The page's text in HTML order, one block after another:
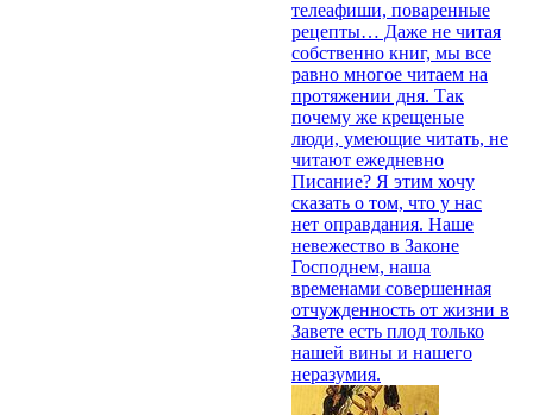
телеафиши, поваренные
рецепты… Даже не читая
собственно книг, мы все
равно многое читаем на
протяжении дня. Так
почему же крещеные
люди, умеющие читать, не
читают ежедневно
Писание? Я этим хочу
сказать о том, что у нас
нет оправдания. Наше
невежество в Законе
Господнем, наша
временами совершенная
отчужденность от жизни в
Завете есть плод только
нашей вины и нашего
неразумия.